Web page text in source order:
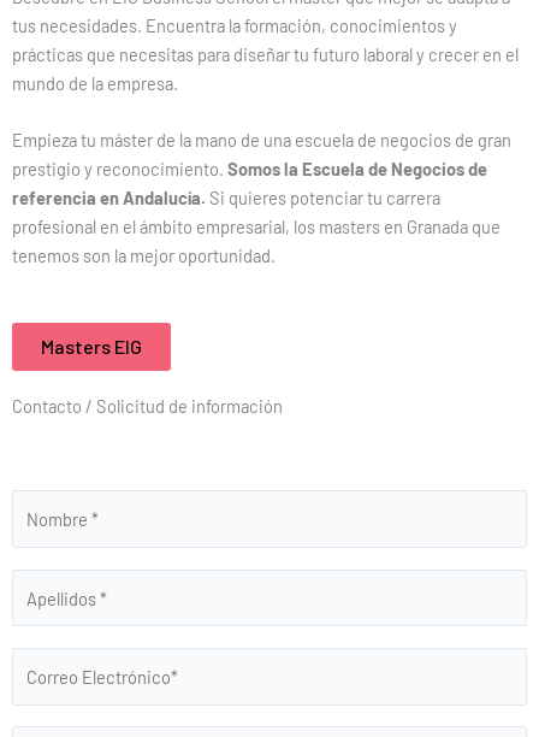
tus necesidades. Encuentra la formación, conocimientos y
prácticas que necesitas para diseñar tu futuro laboral y crecer en el
mundo de la empresa.
Empieza tu máster de la mano de una escuela de negocios de gran
prestigio y reconocimiento. Somos la Escuela de Negocios de
referencia en Andalucía. Si quieres potenciar tu carrera
profesional en el ámbito empresarial, los masters en Granada que
tenemos son la mejor oportunidad.
Masters EIG
Contacto / Solicitud de información